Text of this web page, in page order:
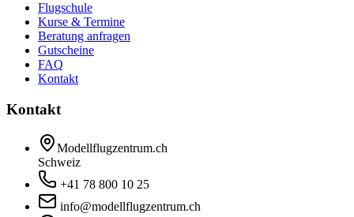
Flugschule
Kurse & Termine
Beratung anfragen
Gutscheine
FAQ
Kontakt
Kontakt
Modellflugzentrum.ch
Schweiz
+41 78 800 10 25
info@modellflugzentrum.ch